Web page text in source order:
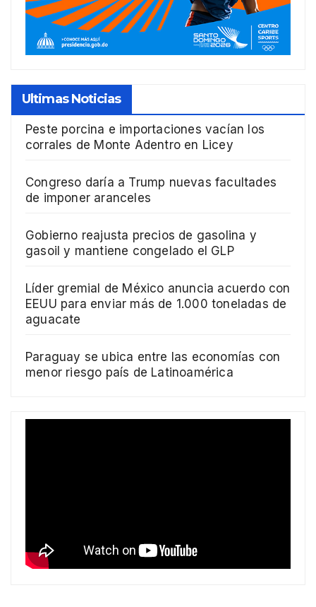
Ultimas Noticias
Peste porcina e importaciones vacían los
corrales de Monte Adentro en Licey
Congreso daría a Trump nuevas facultades
de imponer aranceles
Gobierno reajusta precios de gasolina y
gasoil y mantiene congelado el GLP
Líder gremial de México anuncia acuerdo con
EEUU para enviar más de 1.000 toneladas de
aguacate
Paraguay se ubica entre las economías con
menor riesgo país de Latinoamérica